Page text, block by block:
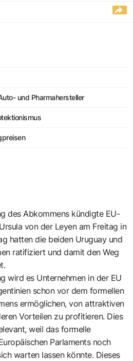
und Pharmahersteller
des Abkommens kündigte EU-
von der Leyen am Freitag in
hatten die beiden Uruguay und
ratifiziert und damit den Weg
wird es Unternehmen in der EU
schon vor dem formellen
ermöglichen, von attraktiven
Vorteilen zu profitieren. Dies
weil das formelle
Parlaments noch
warten lassen könnte. Dieses